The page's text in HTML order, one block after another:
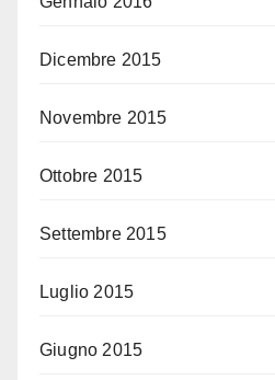
Dicembre 2015
Novembre 2015
Ottobre 2015
Settembre 2015
Luglio 2015
Giugno 2015